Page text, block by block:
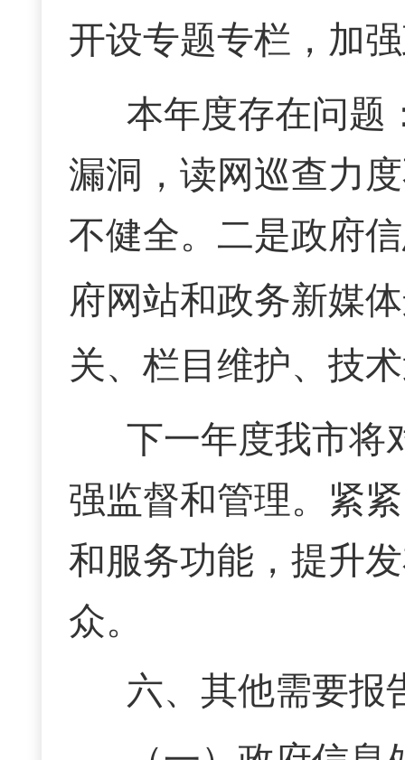
开设专题专栏，加
本年度存在问题
漏洞，读网巡查力
不健全。二是政府
府网站和政务新媒
关、栏目维护、技
下一年度我市将
强监督和管理。紧
和服务功能，提升
众。
六、其他需要报